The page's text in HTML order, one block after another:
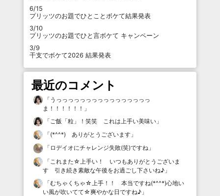
6/15
プリッツのお題でひとことボケて結果発表
3/10
プリッツのお題でひと言ボケて キャンペーン
3/9
干支でボケて2026 結果発表
最近のコメント
「 うっっっっっっっっっっっっっっっっ
ま！！！！！！ 」
「ご飯「粒」！笑笑 これは上手い美味い 」
「(*^^*) ありがとうございます 」
「 ロデイオにチャレンジ失敗(笑)ですね 」
「 これまた☆上手い！ いつもありがとうございま
す 引き続き素敵な午後をお過ごし下さいね♪ 」
「むちゃくちゃ☆上手！！ 本当ですね(*^^*)心地い
い風が吹いてて☆爽やかな日ですね♪ 」